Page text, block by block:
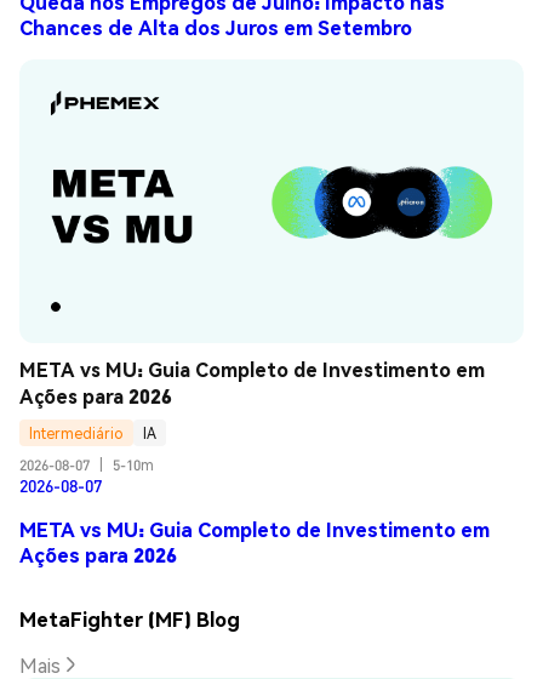
Chances de Alta dos Juros em Setembro
META vs MU: Guia Completo de Investimento em
Ações para 2026
Intermediário
IA
2026-08-07
5-10m
2026-08-07
META vs MU: Guia Completo de Investimento em
Ações para 2026
MetaFighter (MF) Blog
Mais